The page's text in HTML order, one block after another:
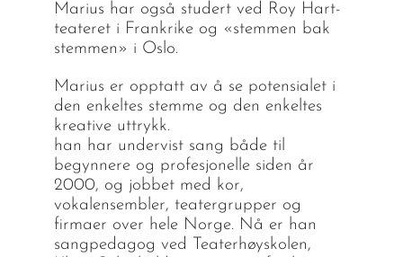
Marius har også studert ved Roy Hart-
teateret i Frankrike og «stemmen bak
stemmen» i Oslo.
Marius er opptatt av å se potensialet i
den enkeltes stemme og den enkeltes
kreative uttrykk.
han har undervist sang både til
begynnere og profesjonelle siden år
2000, og jobbet med kor,
vokalensembler, teatergrupper og
firmaer over hele Norge. Nå er han
sangpedagog ved Teaterhøyskolen,